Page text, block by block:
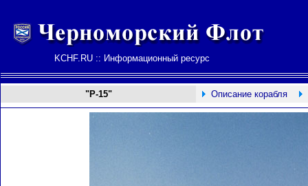
KCHF.RU :: Информационный ресурс
"Р-15" Описание корабля